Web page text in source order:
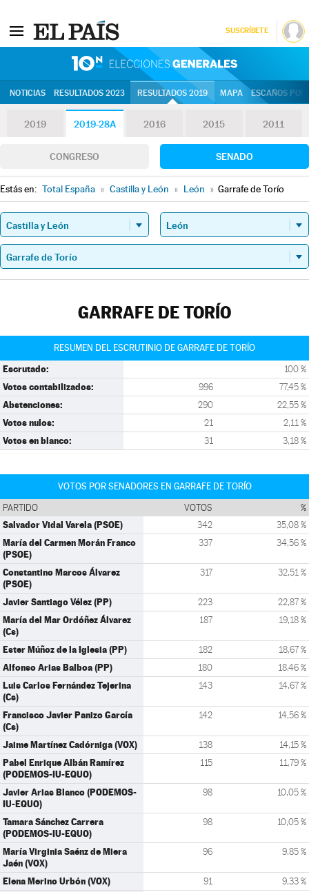
SUSCRÍBETE
NOTICIAS RESULTADOS 2023 RESULTADOS 2019 MAPA ESCAÑOS
2019 2019-28A 2016 2015 2011
CONGRESO SENADO
Estás en: Total España » Castilla y León » León » Garrafe de Torío
GARRAFE DE TORÍO
RESUMEN DEL ESCRUTINIO DE GARRAFE DE TORÍO
Escrutado: 100 %
Votos contabilizados: 996 77,45 %
Abstenciones: 290 22,55 %
Votos nulos: 21 2,11 %
Votos en blanco: 31 3,18 %
VOTOS POR SENADORES EN GARRAFE DE TORÍO
PARTIDO VOTOS %
Salvador Vidal Varela (PSOE) 342 35,08 %
María del Carmen Morán Franco
(PSOE)
337 34,56 %
Constantino Marcos Álvarez
(PSOE)
317 32,51 %
Javier Santiago Vélez (PP) 223 22,87 %
María del Mar Ordóñez Álvarez
(Cs)
187 19,18 %
Ester Múñoz de la Iglesia (PP) 182 18,67 %
Alfonso Arias Balboa (PP) 180 18,46 %
Luis Carlos Fernández Tejerina
(Cs)
143 14,67 %
Francisco Javier Panizo García
(Cs)
142 14,56 %
Jaime Martínez Cadórniga (VOX) 138 14,15 %
Pabel Enrique Albán Ramírez
(PODEMOS-IU-EQUO)
115 11,79 %
Javier Arias Blanco (PODEMOS-
IU-EQUO)
98 10,05 %
Tamara Sánchez Carrera
(PODEMOS-IU-EQUO)
98 10,05 %
María Virginia Saénz de Miera
Jaén (VOX)
96 9,85 %
Elena Merino Urbón (VOX) 91 9,33 %